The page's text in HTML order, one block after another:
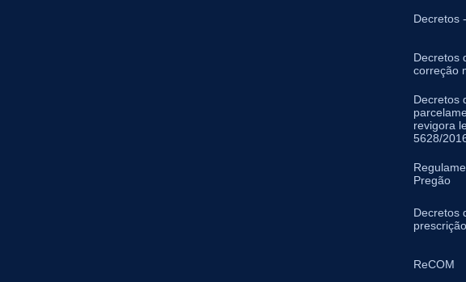
Decretos
Decretos
correção
Decretos
revigora
5628/
Pregão
Decretos
ReCOM